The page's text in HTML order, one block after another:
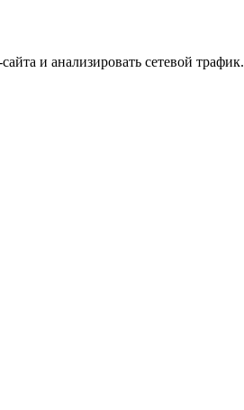
и анализировать сетевой трафик.